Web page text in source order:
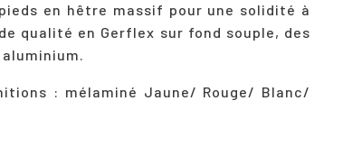
en hêtre massif pour une solidité à
qualité en Gerflex sur fond souple, des
: mélaminé Jaune/ Rouge/ Blanc/